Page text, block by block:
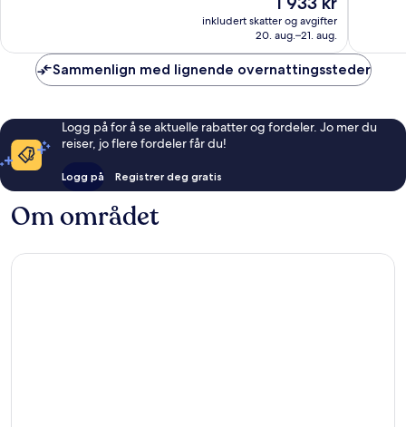
er
1 933 kr
inkludert skatter og avgifter
20. aug.–21. aug.
Sammenlign med lignende overnattingssteder
Logg på for å se aktuelle rabatter og fordeler. Jo mer du
reiser, jo flere fordeler får du!
Logg på Registrer deg gratis
Om området